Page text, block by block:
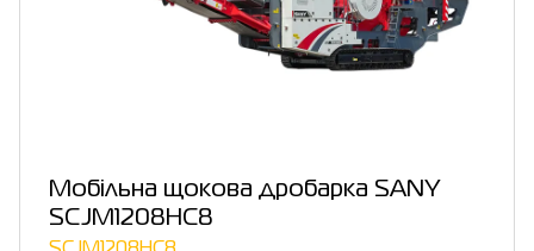
Мобільна щокова дробарка SANY
SCJM1208HC8